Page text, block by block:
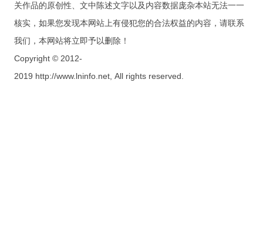
关作品的原创性、文中陈述文字以及内容数据庞杂本站无法一一
核实，如果您发现本网站上有侵犯您的合法权益的内容，请联系
我们，本网站将立即予以删除！
Copyright © 2012-
2019 http://www.lninfo.net, All rights reserved.